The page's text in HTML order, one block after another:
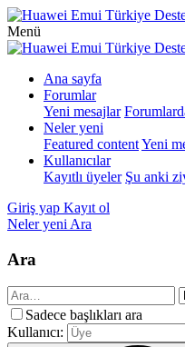
Menü
Ana sayfa
Forumlar
Yeni mesajlar
Neler yeni
Featured contentYeni
Kullanıcılar
Kayıtlı üyeler Şu anki
Giriş yap Kayıt ol
Neler yeni Ara
Ara
Sadece başlıkları ara
Kullanıcı: